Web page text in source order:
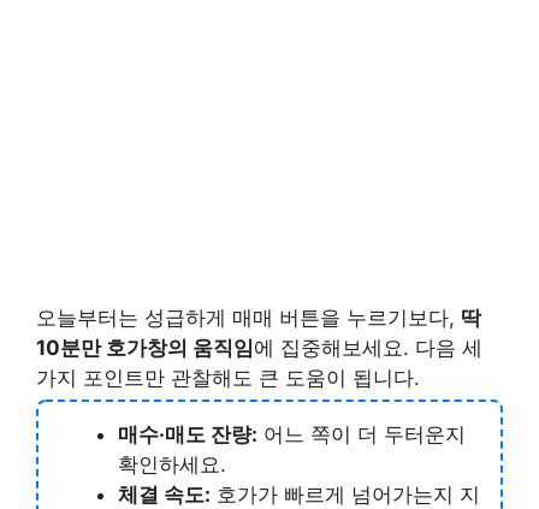
오늘부터는 성급하게 매매 버튼을 누르기보다, 딱
10분만 호가창의 움직임에 집중해보세요. 다음 세
가지 포인트만 관찰해도 큰 도움이 됩니다.
매수·매도 잔량: 어느 쪽이 더 두터운지
확인하세요.
체결 속도: 호가가 빠르게 넘어가는지 지